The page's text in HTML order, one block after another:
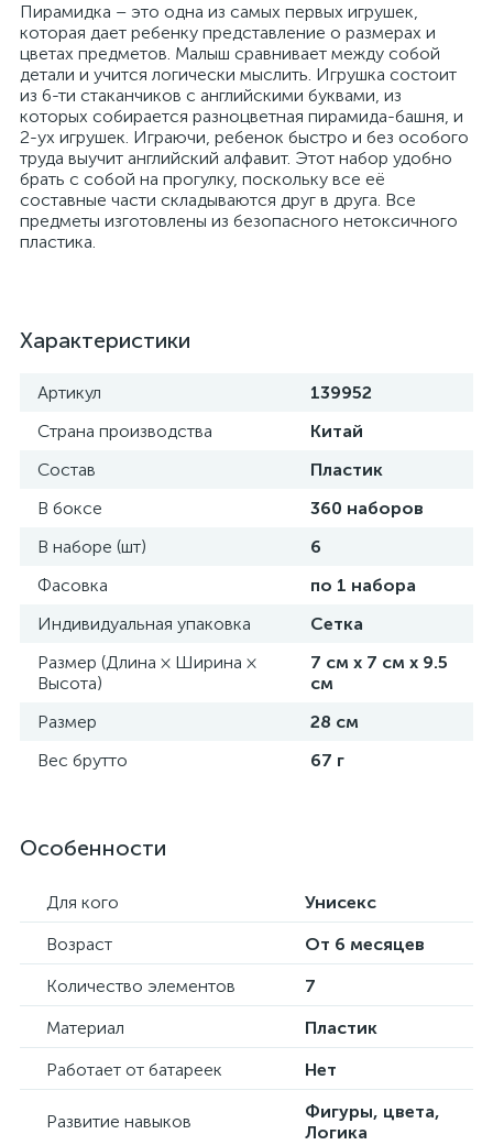
Пирамидка – это одна из самых первых игрушек,
которая дает ребенку представление о размерах и
цветах предметов. Малыш сравнивает между собой
детали и учится логически мыслить. Игрушка состоит
из 6-ти стаканчиков с английскими буквами, из
которых собирается разноцветная пирамида-башня, и
2-ух игрушек. Играючи, ребенок быстро и без особого
труда выучит английский алфавит. Этот набор удобно
брать с собой на прогулку, поскольку все её
составные части складываются друг в друга. Все
предметы изготовлены из безопасного нетоксичного
пластика.
Характеристики
Артикул
139952
Страна производства
Китай
Состав
Пластик
В боксе
360 наборов
В наборе (шт)
6
Фасовка
по 1 набора
Индивидуальная упаковка
Сетка
Размер (Длина × Ширина ×
Высота)
7 см х 7 см х 9.5
см
Размер
28 см
Вес брутто
67 г
Особенности
Для кого
Унисекс
Возраст
От 6 месяцев
Количество элементов
7
Материал
Пластик
Работает от батареек
Нет
Развитие навыков
Фигуры, цвета,
Логика